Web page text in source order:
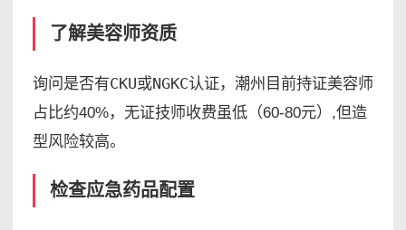
了解美容师资质
询问是否有CKU或NGKC认证，潮州目前持证美容师
占比约40%，无证技师收费虽低（60-80元）,但造
型风险较高。
检查应急药品配置